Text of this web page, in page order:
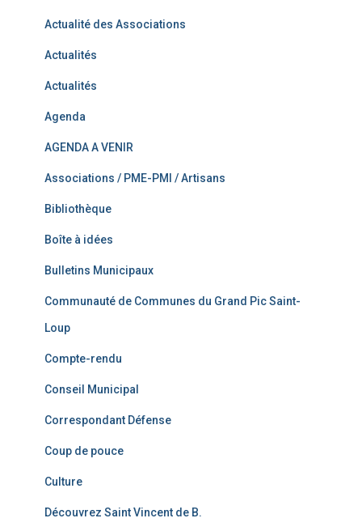
Actualité des Associations
Actualités
Actualités
Agenda
AGENDA A VENIR
Associations / PME-PMI / Artisans
Bibliothèque
Boîte à idées
Bulletins Municipaux
Communauté de Communes du Grand Pic Saint-
Loup
Compte-rendu
Conseil Municipal
Correspondant Défense
Coup de pouce
Culture
Découvrez Saint Vincent de B.